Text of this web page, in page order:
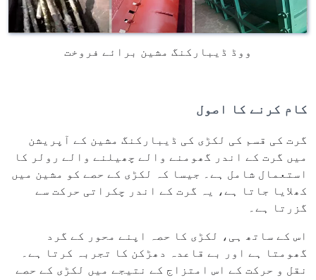
ووڈ ڈیبارکنگ مشین برائے فروخت
کام کرنے کا اصول
گرت کی قسم کی لکڑی کی ڈیبارکنگ مشین کے آپریشن
میں گرت کے اندر گھومنے والے چھیلنے والے رولر کا
استعمال شامل ہے۔ جیسا کہ لکڑی کے حصے کو مشین میں
کھلایا جاتا ہے، یہ گرت کے اندر چکراتی حرکت سے
گزرتا ہے۔
اس کے ساتھ ہی، لکڑی کا حصہ اپنے محور کے گرد
گھومتا ہے اور بے قاعدہ دھڑکن کا تجربہ کرتا ہے۔
نقل و حرکت کے اس امتزاج کے نتیجے میں لکڑی کے حصے